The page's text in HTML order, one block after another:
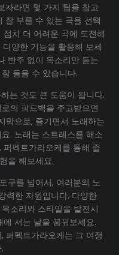
자라면 몇 가지 팁을 참고
잘 부를 수 있는 곡을 선택
차 더 어려운 곡에 도전해
양한 기능을 활용해 보세
반주 없이 목소리만 듣는
들을 수 있습니다.
는 것도 큰 도움이 됩니다.
의 피드백을 주고받으면
막으로, 즐기면서 노래하는
. 노래는 스트레스를 해소
펙트가라오케를 통해 즐
을 해보세요.
구를 넘어서, 여러분의 노
력한 자원입니다. 다양한
소리와 스타일을 발전시
서는 날을 꿈꿔보세요.
퍼펙트가라오케는 그 여정